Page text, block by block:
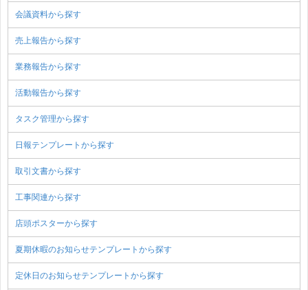
会議資料から探す
売上報告から探す
業務報告から探す
活動報告から探す
タスク管理から探す
日報テンプレートから探す
取引文書から探す
工事関連から探す
店頭ポスターから探す
夏期休暇のお知らせテンプレートから探す
定休日のお知らせテンプレートから探す